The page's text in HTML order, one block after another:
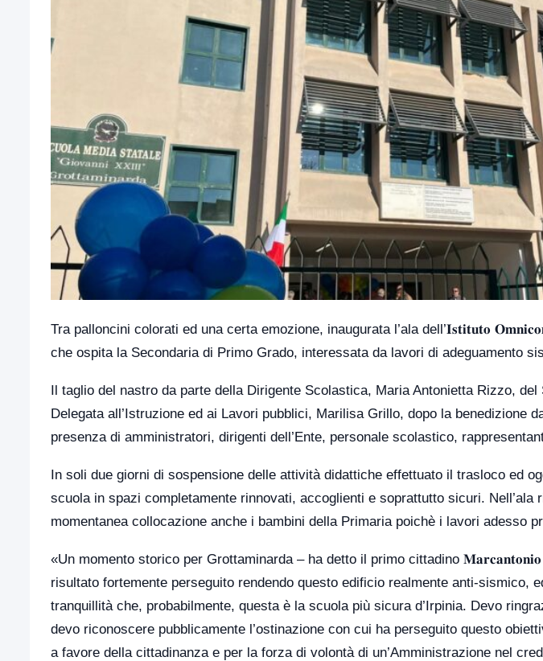
Tra palloncini colorati ed una certa emozione, inaugurata l’ala dell’𝐈𝐬𝐭𝐢𝐭𝐮𝐭𝐨
che ospita la Secondaria di Primo Grado, interessata da lavori di adeguamento
Il taglio del nastro da parte della Dirigente Scolastica, Maria Antonietta Rizzo,
Delegata all’Istruzione ed ai Lavori pubblici, Marilisa Grillo, dopo la benedizione
presenza di amministratori, dirigenti dell’Ente, personale scolastico,
In soli due giorni di sospensione delle attività didattiche effettuato il trasloco ed
scuola in spazi completamente rinnovati, accoglienti e soprattutto sicuri. Nell’ala
momentanea collocazione anche i bambini della Primaria poichè i lavori adesso
«Un momento storico per Grottaminarda – ha detto il primo cittadino
risultato fortemente perseguito rendendo questo edificio realmente anti-sismico,
tranquillità che, probabilmente, questa è la scuola più sicura d’Irpinia. Devo
devo riconoscere pubblicamente l’ostinazione con cui ha perseguito questo
a favore della cittadinanza e per la forza di volontà di un’Amministrazione nel